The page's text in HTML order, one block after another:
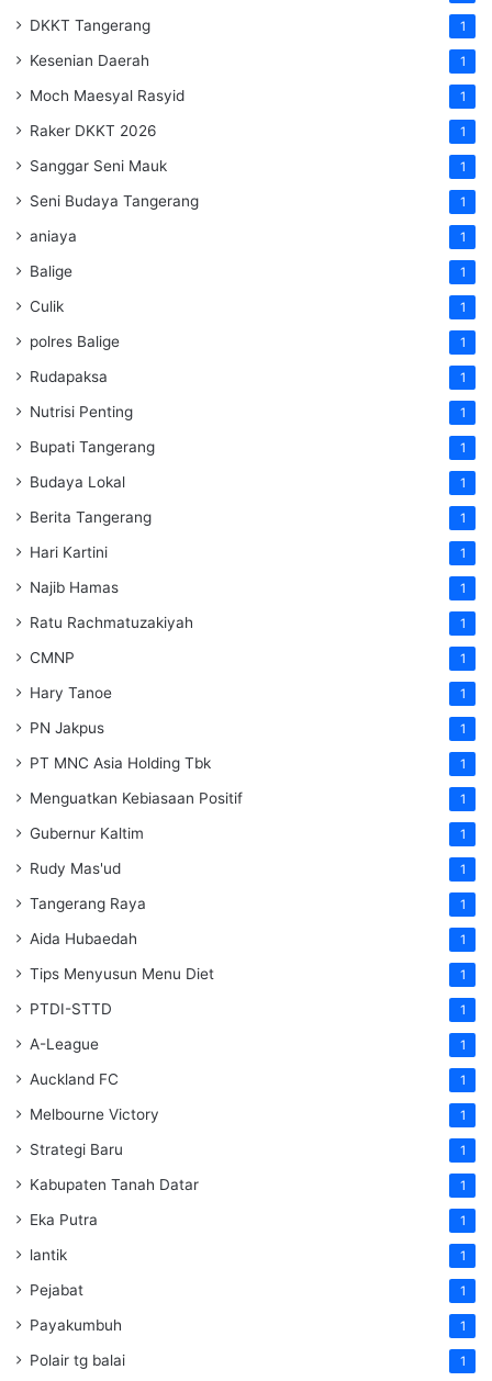
DKKT Tangerang 1
Kesenian Daerah 1
Moch Maesyal Rasyid 1
Raker DKKT 2026 1
Sanggar Seni Mauk 1
Seni Budaya Tangerang 1
aniaya 1
Balige 1
Culik 1
polres Balige 1
Rudapaksa 1
Nutrisi Penting 1
Bupati Tangerang 1
Budaya Lokal 1
Berita Tangerang 1
Hari Kartini 1
Najib Hamas 1
Ratu Rachmatuzakiyah 1
CMNP 1
Hary Tanoe 1
PN Jakpus 1
PT MNC Asia Holding Tbk 1
Menguatkan Kebiasaan Positif 1
Gubernur Kaltim 1
Rudy Mas'ud 1
Tangerang Raya 1
Aida Hubaedah 1
Tips Menyusun Menu Diet 1
PTDI-STTD 1
A-League 1
Auckland FC 1
Melbourne Victory 1
Strategi Baru 1
Kabupaten Tanah Datar 1
Eka Putra 1
lantik 1
Pejabat 1
Payakumbuh 1
Polair tg balai 1